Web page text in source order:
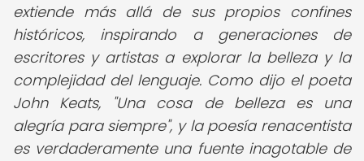
extiende más allá de sus propios confines
históricos, inspirando a generaciones de
escritores y artistas a explorar la belleza y la
complejidad del lenguaje. Como dijo el poeta
John Keats, "Una cosa de belleza es una
alegría para siempre", y la poesía renacentista
es verdaderamente una fuente inagotable de